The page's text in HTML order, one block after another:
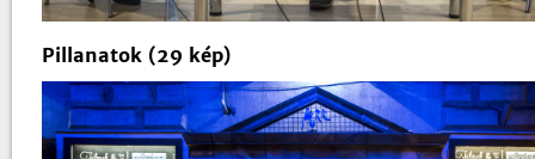
Pillanatok (29 kép)